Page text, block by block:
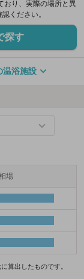
おり、実際の場所と異
ください。
探す
温浴施設
場
算出したものです。